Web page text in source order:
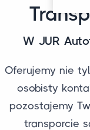
W JUR
Oferujemy nie
osobisty
pozostajemy
transporcie